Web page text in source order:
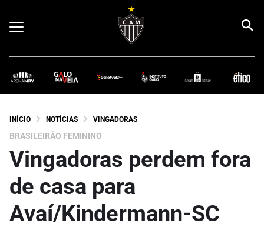
INÍCIO NOTÍCIAS VINGADORAS
BRASILEIRÃO FEMININO
Vingadoras perdem fora
de casa para
Avaí/Kindermann-SC